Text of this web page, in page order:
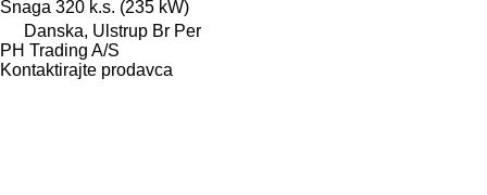
Snaga 320 k.s. (235 kW)
Danska, Ulstrup Br Per
PH Trading A/S
Kontaktirajte prodavca